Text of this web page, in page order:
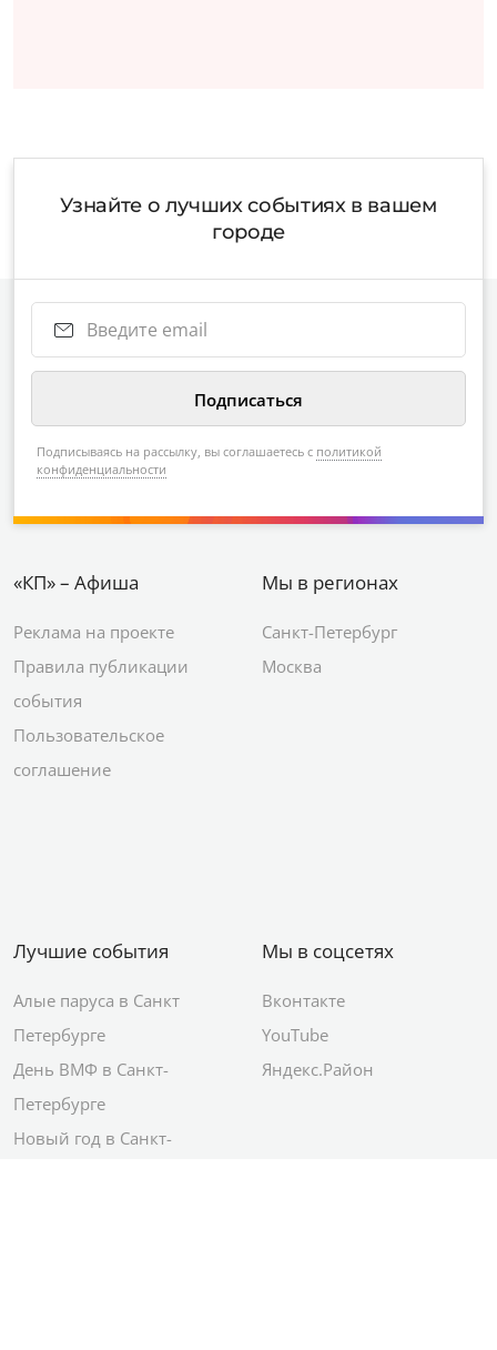
Узнайте о лучших событиях в вашем
городе
Подписываясь на рассылку, вы соглашаетесь с политикой
конфиденциальности
«КП» – Афиша
Реклама на проекте
Правила публикации
события
Пользовательское
соглашение
Мы в регионах
Санкт-Петербург
Москва
Лучшие события
Алые паруса в Санкт
Петербурге
День ВМФ в Санкт-
Петербурге
Новый год в Санкт-
Мы в соцсетях
Вконтакте
YouTube
Яндекс.Район